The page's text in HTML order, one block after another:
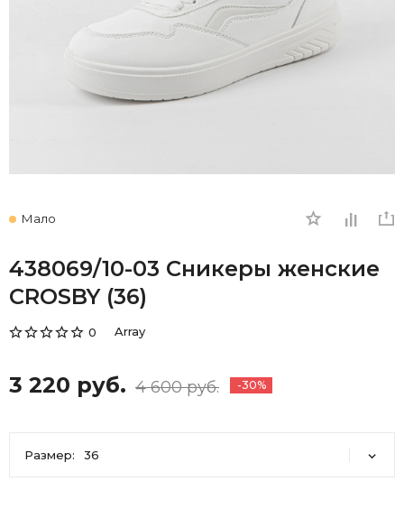
Мало
438069/10-03 Сникеры женские
CROSBY (36)
0 Array
3 220 руб. 4 600 руб. -30%
Размер: 36